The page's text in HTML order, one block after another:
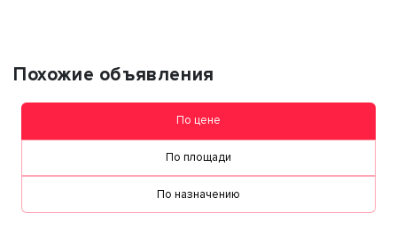
Похожие объявления
По цене
По площади
По назначению